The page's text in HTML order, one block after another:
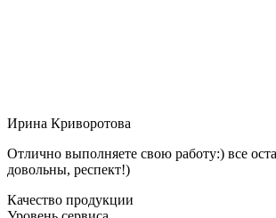
Ирина Криворотова
Отлично выполняете свою работу:) все
довольны, респект!)
Качество продукции